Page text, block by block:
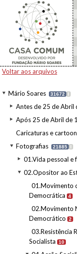
Voltar aos arquivos
Mário Soares 31672 I
Antes de 25 de Abril
Após 25 de Abril de
Caricaturas e
Fotografias 21885 I
01.Vida pessoal e
02.Opositor ao
01.Movimento
Democrática
4
02.Movimento
Democrático
2
03.Resistência
Socialista
10